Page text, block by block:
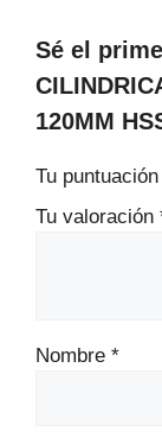
Sé el
120MM
Tu puntuación
Tu valoración
Nombre *